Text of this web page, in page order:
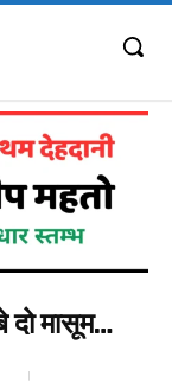
दो मासूम…